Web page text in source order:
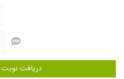
بهبودی نسبی بابته میگرن
بموقع
استفاده میکنه ودریافت نوبت